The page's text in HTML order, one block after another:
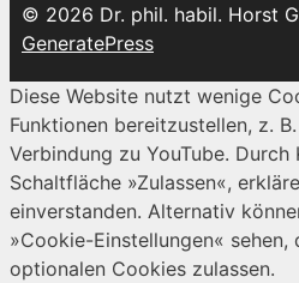
© 2026 Dr. phil. habil. Horst
GeneratePress
Diese Website nutzt wenige
Funktionen bereitzustellen, z.
Verbindung zu YouTube.
Schaltfläche »Zulassen«,
einverstanden. Alternativ
»Cookie-Einstellungen«
optionalen Cookies zulassen.